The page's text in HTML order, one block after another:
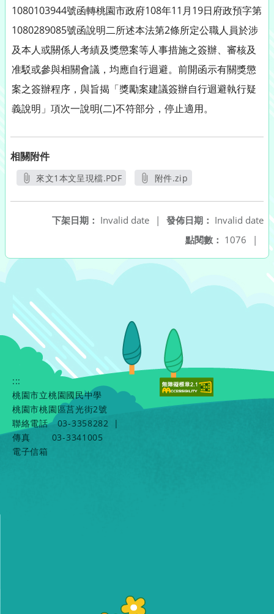
1080103944號函轉桃園市政府108年11月19日府政預字第
1080289085號函說明二所述本法第2條所定公職人員於涉
及本人或關係人考績及獎懲案等人事措施之簽辦、審核及
准駁或參與相關會議，均應自行迴避。前開函示有關獎懲
案之簽辦程序，與旨揭「獎勵案建議簽辦自行迴避執行疑
義說明」項次一說明(二)不符部分，停止適用。
相關附件
來文1本文呈現檔.PDF
附件.zip
發佈日期： Invalid date
下架日期： Invalid date
|
點閱數： 1076 |
:::
桃園市立桃園國民中學
桃園市桃園區莒光街2號
聯絡電話
03-3358282
|
傳真
03-3341005
電子信箱